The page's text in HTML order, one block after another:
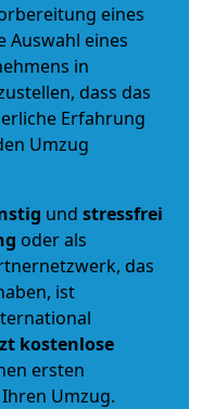
eines
Auswahl eines
in
dass das
Erfahrung
Umzug
und stressfrei
oder als
das
ist
kostenlose
ersten
Umzug.